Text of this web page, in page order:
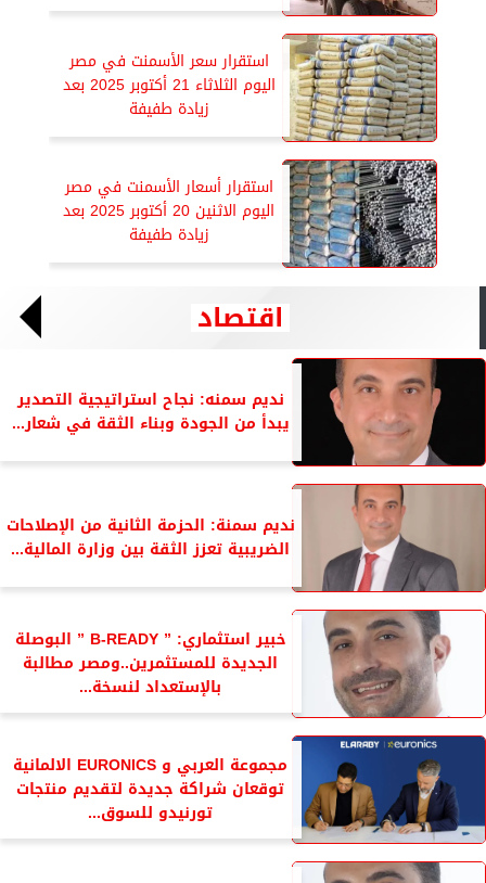
استقرار سعر الأسمنت في مصر
اليوم الثلاثاء 21 أكتوبر 2025 بعد
زيادة طفيفة
استقرار أسعار الأسمنت في مصر
اليوم الاثنين 20 أكتوبر 2025 بعد
زيادة طفيفة
اقتصاد
نديم سمنه: نجاح استراتيجية التصدير
يبدأ من الجودة وبناء الثقة في شعار...
نديم سمنة: الحزمة الثانية من الإصلاحات
الضريبية تعزز الثقة بين وزارة المالية...
خبير استثماري: ” B-READY ” البوصلة
الجديدة للمستثمرين..ومصر مطالبة
بالإستعداد لنسخة...
مجموعة العربي و EURONICS الالمانية
توقعان شراكة جديدة لتقديم منتجات
تورنيدو للسوق...